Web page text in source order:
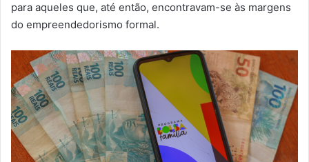
para aqueles que, até então, encontravam-se às margens
do empreendedorismo formal.